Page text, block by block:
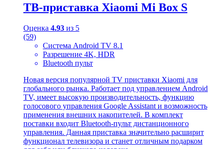
ТВ-приставка Xiaomi Mi Box S
Оценка 4.93 из 5
(59)
Система Android TV 8.1
Разрешение 4K, HDR
Bluetooth пульт
Новая версия популярной TV приставки Xiaomi для
глобального рынка. Работает под управлением Android
TV, имеет высокую производительность, функцию
голосового управления Google Assistant и возможность
применения внешних накопителей. В комплект
поставки входит Bluetooth-пульт дистанционного
управления. Данная приставка значительно расширит
функционал телевизора и станет отличным подарком